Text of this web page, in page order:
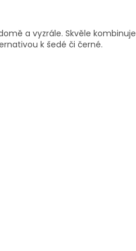
a vyzrále. Skvěle kombinuje
k šedé či černé.